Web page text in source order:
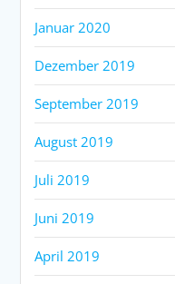
Januar 2020
Dezember 2019
September 2019
August 2019
Juli 2019
Juni 2019
April 2019